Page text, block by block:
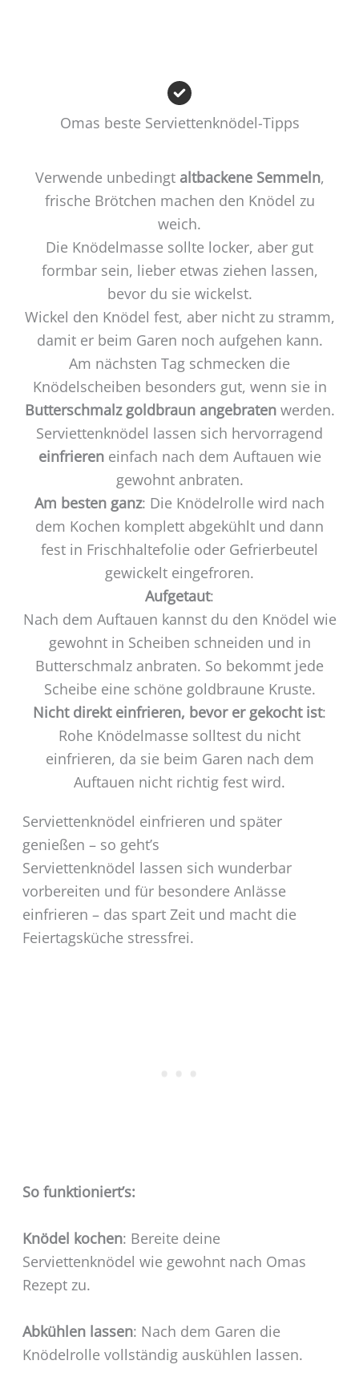
Omas beste Serviettenknödel-Tipps
Verwende unbedingt altbackene Semmeln,
frische Brötchen machen den Knödel zu
weich.
Die Knödelmasse sollte locker, aber gut
formbar sein, lieber etwas ziehen lassen,
bevor du sie wickelst.
Wickel den Knödel fest, aber nicht zu stramm,
damit er beim Garen noch aufgehen kann.
Am nächsten Tag schmecken die
Knödelscheiben besonders gut, wenn sie in
Butterschmalz goldbraun angebratenwerden.
Serviettenknödel lassen sich hervorragend
einfriereneinfach nach dem Auftauen wie
gewohnt anbraten.
Am besten ganz: Die Knödelrolle wird nach
dem Kochen komplett abgekühlt und dann
fest in Frischhaltefolie oder Gefrierbeutel
gewickelt eingefroren.
Aufgetaut:
Nach dem Auftauen kannst du den Knödel wie
gewohnt in Scheiben schneiden und in
Butterschmalz anbraten. So bekommt jede
Scheibe eine schöne goldbraune Kruste.
Nicht direkt einfrieren, bevor er gekocht ist:
Rohe Knödelmasse solltest du nicht
einfrieren, da sie beim Garen nach dem
Auftauen nicht richtig fest wird.
Serviettenknödel einfrieren und später
genießen – so geht’s
Serviettenknödel lassen sich wunderbar
vorbereiten und für besondere Anlässe
einfrieren – das spart Zeit und macht die
Feiertagsküche stressfrei.
So funktioniert’s:
Knödel kochen: Bereite deine
Serviettenknödel wie gewohnt nach Omas
Rezept zu.
Abkühlen lassen: Nach dem Garen die
Knödelrolle vollständig auskühlen lassen.